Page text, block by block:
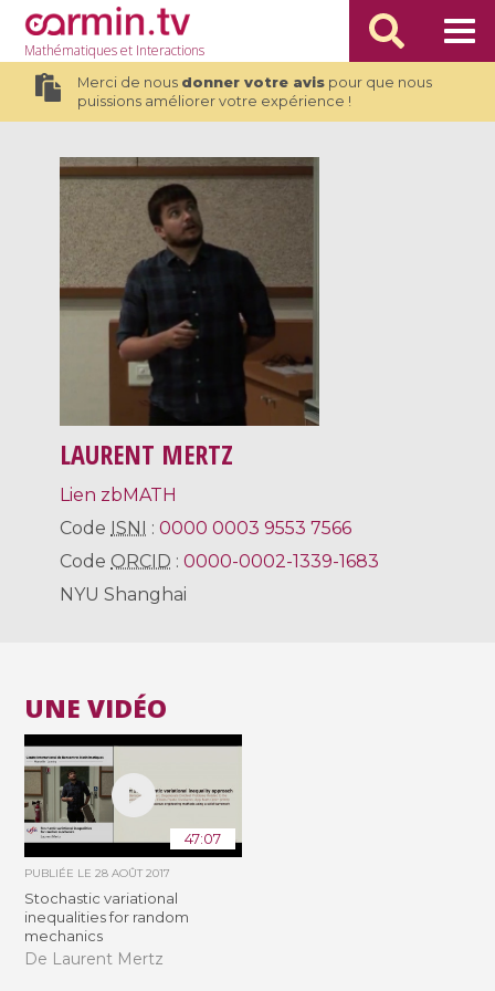
Mathématiqueset Interactions
Merci de nous donner votre avispour que nous
puissions améliorer votre expérience !
LAURENT MERTZ
Lien zbMATH
Code ISNI :0000 0003 9553 7566
Code ORCID :0000-0002-1339-1683
NYU Shanghai
UNE VIDÉO
47:07
PUBLIÉE LE28 AOÛT 2017
Stochastic variational
inequalities for random
mechanics
De Laurent Mertz